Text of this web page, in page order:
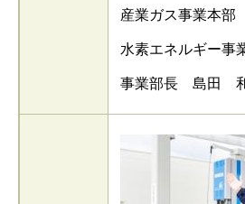
産業ガス事業本部
水素エネルギー事
事業部長 島田